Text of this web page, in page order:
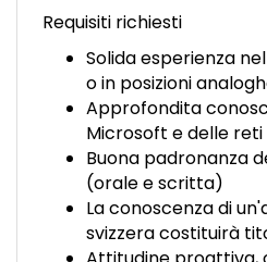
Requisiti richiesti
Solida esperienza
o in posizioni
Approfondita
Microsoft e delle reti
Buona padronanza
(orale e scritta)
La conoscenza di
svizzera costituirà